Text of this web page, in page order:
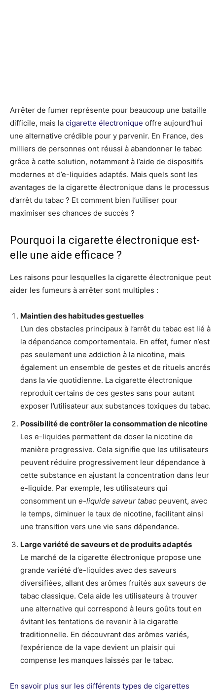
Arrêter de fumer représente pour beaucoup une bataille
difficile, mais la cigarette électronique offre aujourd’hui
une alternative crédible pour y parvenir. En France, des
milliers de personnes ont réussi à abandonner le tabac
grâce à cette solution, notamment à l’aide de dispositifs
modernes et d’e-liquides adaptés. Mais quels sont les
avantages de la cigarette électronique dans le processus
d’arrêt du tabac ? Et comment bien l’utiliser pour
maximiser ses chances de succès ?
Pourquoi la cigarette électronique est-
elle une aide efficace ?
Les raisons pour lesquelles la cigarette électronique peut
aider les fumeurs à arrêter sont multiples :
Maintien des habitudes gestuelles
L’un des obstacles principaux à l’arrêt du tabac est lié à
la dépendance comportementale. En effet, fumer n’est
pas seulement une addiction à la nicotine, mais
également un ensemble de gestes et de rituels ancrés
dans la vie quotidienne. La cigarette électronique
reproduit certains de ces gestes sans pour autant
exposer l’utilisateur aux substances toxiques du tabac.
Possibilité de contrôler la consommation de nicotine
Les e-liquides permettent de doser la nicotine de
manière progressive. Cela signifie que les utilisateurs
peuvent réduire progressivement leur dépendance à
cette substance en ajustant la concentration dans leur
e-liquide. Par exemple, les utilisateurs qui
consomment un e-liquide saveur tabac peuvent, avec
le temps, diminuer le taux de nicotine, facilitant ainsi
une transition vers une vie sans dépendance.
Large variété de saveurs et de produits adaptés
Le marché de la cigarette électronique propose une
grande variété d’e-liquides avec des saveurs
diversifiées, allant des arômes fruités aux saveurs de
tabac classique. Cela aide les utilisateurs à trouver
une alternative qui correspond à leurs goûts tout en
évitant les tentations de revenir à la cigarette
traditionnelle. En découvrant des arômes variés,
l’expérience de la vape devient un plaisir qui
compense les manques laissés par le tabac.
En savoir plus sur les différents types de cigarettes